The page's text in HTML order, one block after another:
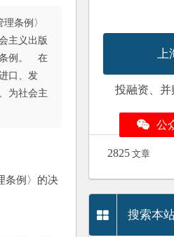
条例〉
主义出版
条例。 在
口、发
为社会主
条例〉的决
上
投融资、
公
2825 文章
搜索本